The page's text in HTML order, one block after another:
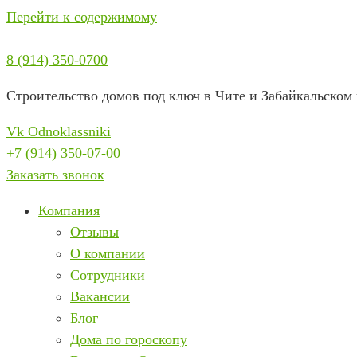
Перейти к содержимому
8 (914) 350-0700
Строительство домов под ключ в Чите и Забайкальском
Vk Odnoklassniki
+7 (914) 350-07-00
Заказать звонок
Компания
Отзывы
О компании
Сотрудники
Вакансии
Блог
Дома по гороскопу